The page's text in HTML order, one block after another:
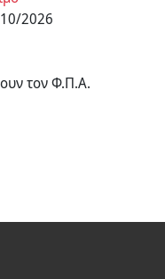
2026
τον Φ.Π.Α.